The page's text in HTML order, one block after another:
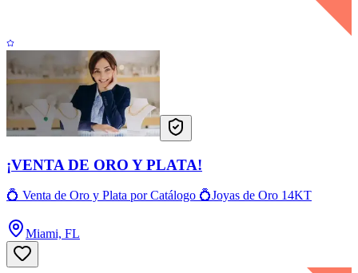
¡VENTA DE ORO Y PLATA!
💍 Venta de Oro y Plata por Catálogo 💍Joyas de Oro 14KT
Miami, FL